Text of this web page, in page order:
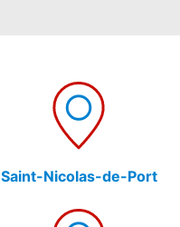
Saint-Nicolas-de-Port